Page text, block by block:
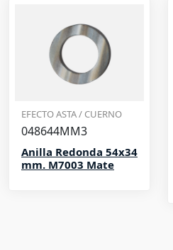
EFECTO ASTA / CUERNO
048644MM3
Anilla Redonda 54x34
mm. M7003 Mate